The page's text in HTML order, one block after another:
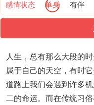
感情状态 单身 有伴
人生，总有那么大段的
属于自己的天空，有时
道路上我们会遇到许多
二的命运。而在传统习